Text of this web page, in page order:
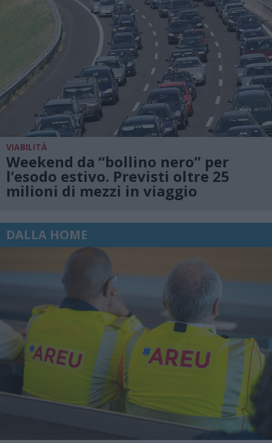
VIABILITÀ
Weekend da “bollino nero” per
l’esodo estivo. Previsti oltre 25
milioni di mezzi in viaggio
DALLA HOME